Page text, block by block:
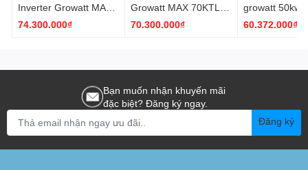
Inverter Growatt MAX
80KTL3 LV (3 Pha-6
74.300.000₫
Growatt MAX 70KTL3
LV- 70KW (3 Pha
70.300.000₫
growatt 50kw
mac 50ktl3-x lv
60.372.000₫
Bạn muốn nhận khuyến mãi
đặc biệt? Đăng ký ngay.
Đăng ký